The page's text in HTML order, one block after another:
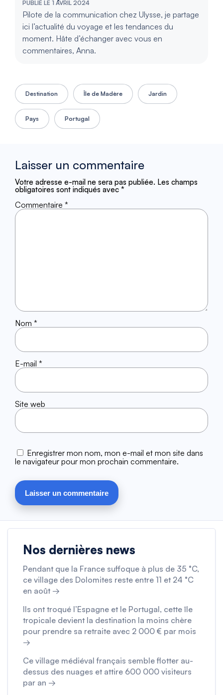
PUBLIÉ LE 1 AVRIL 2024
Pilote de la communication chez Ulysse, je partage
ici l’actualité du voyage et les tendances du
moment. Hâte d’échanger avec vous en
commentaires, Anna.
Destination Île de Madère Jardin
Pays Portugal
Laisser un commentaire
Votre adresse e-mail ne sera pas publiée. Les champs
obligatoires sont indiqués avec *
Commentaire *
Nom *
E-mail *
Site web
Enregistrer mon nom, mon e-mail et mon site dans
le navigateur pour mon prochain commentaire.
Nos dernières news
Pendant que la France suffoque à plus de 35 °C,
ce village des Dolomites reste entre 11 et 24 °C
en août →
Ils ont troqué l’Espagne et le Portugal, cette île
tropicale devient la destination la moins chère
pour prendre sa retraite avec 2 000 € par mois
→
Ce village médiéval français semble flotter au-
dessus des nuages et attire 600 000 visiteurs
par an →